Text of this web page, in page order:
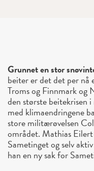
Grunnet en stor
beiter er det det per
Troms og Finnmark og
den største beitekrisen
med klimaendringene
store militærøvelsen
området. Mathias
Sametinget og selv
han en ny sak for